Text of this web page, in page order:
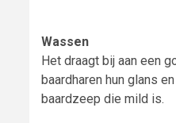
Wassen
Het draagt bij aan een
baardharen hun glans
baardzeep die mild is.